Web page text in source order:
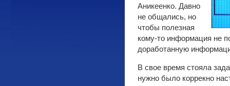
Аникеенко. Давно
не общались, но
чтобы полезная
кому-то информация не
доработанную
В свое время стояла
нужно было коррекно